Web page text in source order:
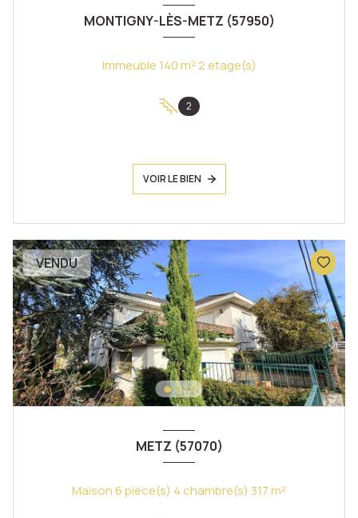
MONTIGNY-LÈS-METZ (57950)
Immeuble 140 m² 2 etage(s)
2
VOIR LE BIEN
VENDU
METZ (57070)
Maison 6 pièce(s) 4 chambre(s) 317 m²